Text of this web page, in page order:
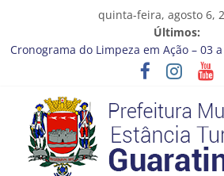
quinta-feira, agosto 6,
Últimos:
Cronograma do Limpeza em Ação – 03
Prefeitura de Guaratinguetá entrega
Vem conferir como nossos alunos
CRONOGRAMA DE LAVAGEM E LIMPEZA
Guaratinguetá se destaca em
região